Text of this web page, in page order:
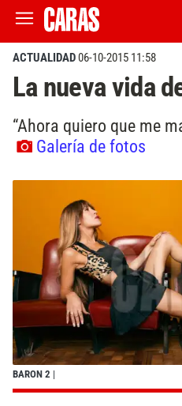
ACTUALIDAD06-10-2015 11:58
La nueva vida
“Ahora quiero que me
Galería de fotos
BARON 2 |